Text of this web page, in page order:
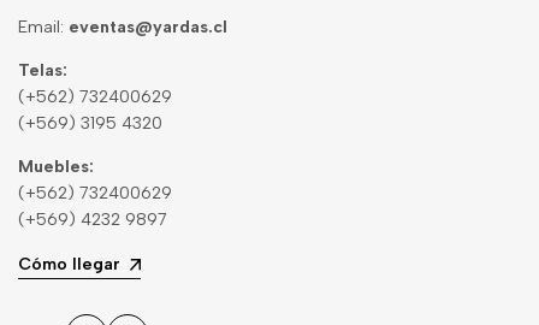
Email: eventas@yardas.cl
Telas:
(+562) 732400629
(+569) 3195 4320
Muebles:
(+562) 732400629
(+569) 4232 9897
Cómo llegar